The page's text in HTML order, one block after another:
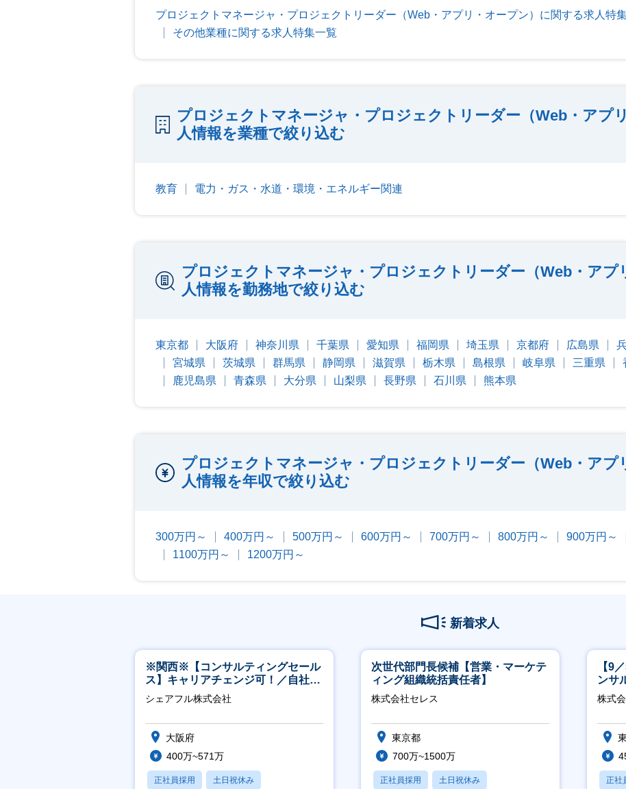
プロジェクトマネージャ・プロジェクトリーダー（Web・アプリ・オープン）に関する求人特
その他業種に関する求人特集一覧
プロジェクトマネージャ・プロジェクトリーダー（Web・アプ
人情報を業種で絞り込む
教育 電力・ガス・水道・環境・エネルギー関連
プロジェクトマネージャ・プロジェクトリーダー（Web・アプ
人情報を勤務地で絞り込む
東京都 大阪府 神奈川県 千葉県 愛知県 福岡県 埼玉県 京都府 広島県
宮城県
茨城県 群馬県 静岡県 滋賀県 栃木県 島根県 岐阜県 三重県
鹿児島県
青森県 大分県 山梨県 長野県 石川県 熊本県
プロジェクトマネージャ・プロジェクトリーダー（Web・アプ
人情報を年収で絞り込む
300万円～ 400万円～ 500万円～ 600万円～ 700万円～ 800万円～ 900万円～
1100万円～
1200万円～
新着求人
※関西※【コンサルティングセール
ス】キャリアチェンジ可！／自社サ
ービス『シェアフル』の営業
シェアフル株式会社
大阪府
400万~571万
正社員採用 土日祝休み
次世代部門長候補【営業・マーケテ
ィング組織統括責任者】
株式会社セレス
東京都
700万~1500万
正社員採用 土日祝休み
【9
ンサ
ート/
株式
正社